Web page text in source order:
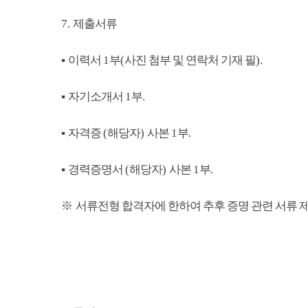
7. 제출서류
▪ 이력서 1부(사진 첨부 및 연락처 기재 필).
▪ 자기소개서 1부.
▪ 자격증(해당자) 사본 1부.
▪ 경력증명서 (해당자) 사본 1부.
※ 서류전형 합격자에 한하여 추후 증명 관련 서류